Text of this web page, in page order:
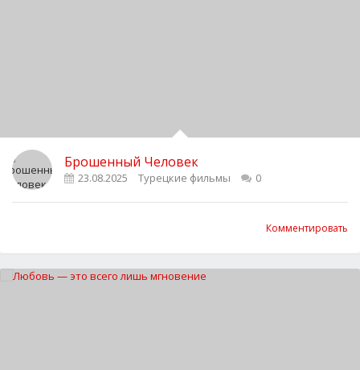
Брошенный Человек
23.08.2025 Турецкие фильмы 0
Комментировать